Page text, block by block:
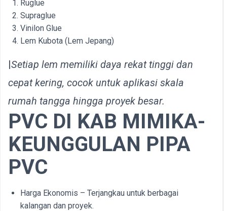
Ruglue
Supraglue
Vinilon Glue
Lem Kubota (Lem Jepang)
|Setiap lem memiliki daya rekat tinggi dan
cepat kering, cocok untuk aplikasi skala
rumah tangga hingga proyek besar.
PVC DI KAB MIMIKA-
KEUNGGULAN PIPA
PVC
Harga Ekonomis – Terjangkau untuk berbagai
kalangan dan proyek.